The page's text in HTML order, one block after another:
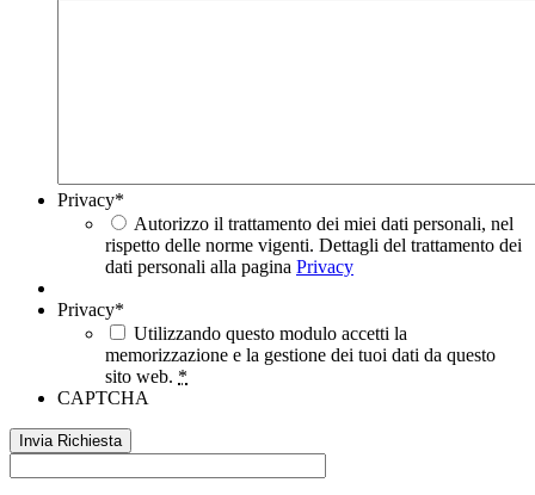
Privacy*
Autorizzo il trattamento dei miei dati personali, nel
rispetto delle norme vigenti. Dettagli del trattamento dei
dati personali alla pagina Privacy
Privacy*
Utilizzando questo modulo accetti la
memorizzazione e la gestione dei tuoi dati da questo
sito web. *
CAPTCHA